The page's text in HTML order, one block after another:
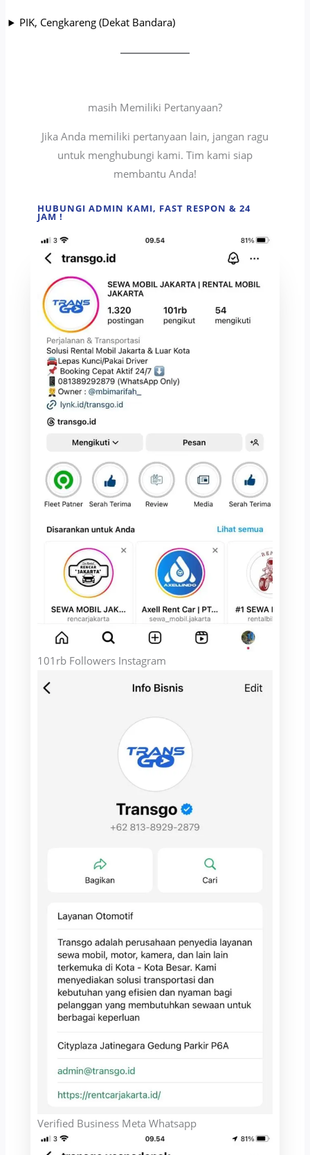
PIK, Cengkareng (Dekat Bandara)
masih Memiliki Pertanyaan?
Jika Anda memiliki pertanyaan lain, jangan ragu
untuk menghubungi kami. Tim kami siap
membantu Anda!
HUBUNGI ADMIN KAMI, FAST RESPON & 24
JAM !
101rb Followers Instagram
Verified Business Meta Whatsapp